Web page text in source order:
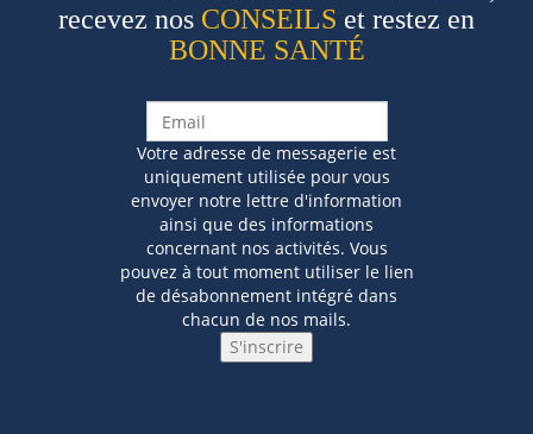
recevez nos CONSEILS et restez en
BONNE SANTÉ
Votre adresse de messagerie est
uniquement utilisée pour vous
envoyer notre lettre d'information
ainsi que des informations
concernant nos activités. Vous
pouvez à tout moment utiliser le lien
de désabonnement intégré dans
chacun de nos mails.